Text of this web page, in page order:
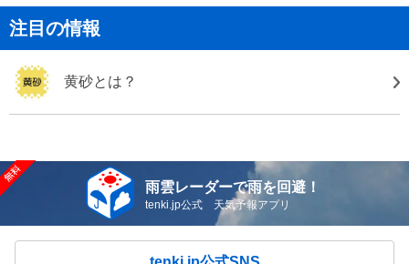
注目の情報
黄砂とは？
雨雲レーダーで雨を回避！
tenki.jp公式 天気予報アプリ